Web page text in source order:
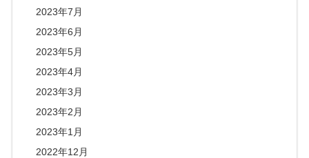
2023年7月
2023年6月
2023年5月
2023年4月
2023年3月
2023年2月
2023年1月
2022年12月